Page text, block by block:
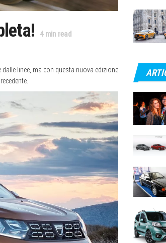
4min read
linee, ma con questa nuova edizione